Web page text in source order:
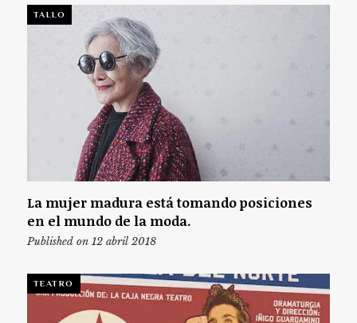
TALLO
La mujer madura está tomando posiciones
en el mundo de la moda.
Published on 12 abril 2018
TEATRO